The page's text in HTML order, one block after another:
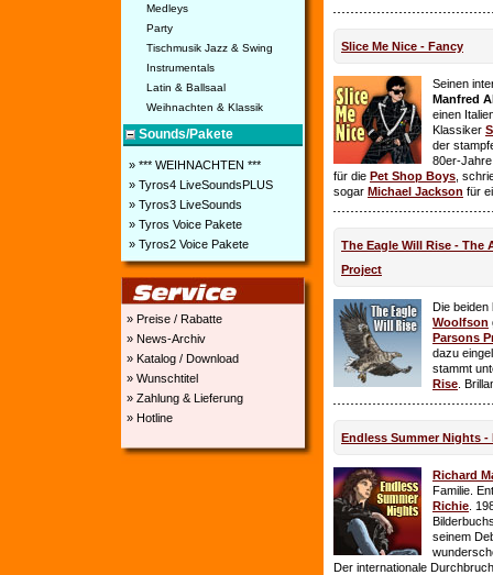
Medleys
Party
Tischmusik Jazz & Swing
Instrumentals
Latin & Ballsaal
Weihnachten & Klassik
Sounds/Pakete
» *** WEIHNACHTEN ***
» Tyros4 LiveSoundsPLUS
» Tyros3 LiveSounds
» Tyros Voice Pakete
» Tyros2 Voice Pakete
» Preise / Rabatte
» News-Archiv
» Katalog / Download
» Wunschtitel
» Zahlung & Lieferung
» Hotline
Slice Me Nice - Fancy
Seinen
Manfred
einen
Klassiker
der
80er-
für die Pet Shop Boys ,
sogar Michael Jackson für
The Eagle Will Rise - The
Project
Die beiden
Woolfson
Parsons
dazu
stammt
Rise .
Endless Summer Nights -
Richard
Familie.
Richie .
seinem
Der internationale